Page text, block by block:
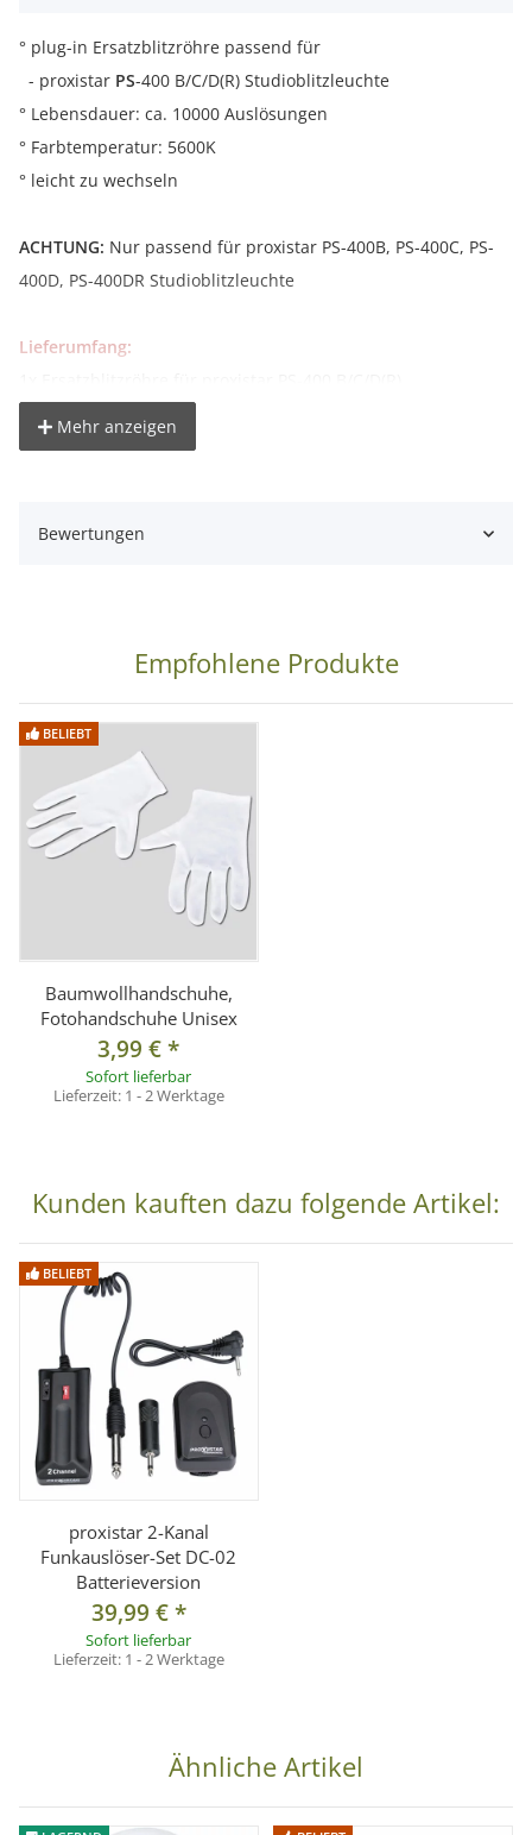
° plug-in Ersatzblitzröhre passend für
- proxistar PS-400 B/C/D(R) Studioblitzleuchte
° Lebensdauer: ca. 10000 Auslösungen
° Farbtemperatur: 5600K
° leicht zu wechseln
ACHTUNG: Nur passend für proxistar PS-400B, PS-400C, PS-
400D, PS-400DR Studioblitzleuchte
Lieferumfang:
Mehr anzeigen
Bewertungen
Empfohlene Produkte
BELIEBT
Baumwollhandschuhe,
Fotohandschuhe Unisex
3,99 €*
Sofort lieferbar
Lieferzeit: 1 - 2 Werktage
Kunden kauften dazu folgende Artikel:
BELIEBT
proxistar 2-Kanal
Funkauslöser-Set DC-02
Batterieversion
39,99 €*
Sofort lieferbar
Lieferzeit: 1 - 2 Werktage
Ähnliche Artikel